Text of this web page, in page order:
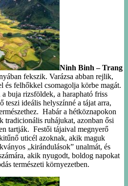
Ninh Binh – Trang
fekszik. Varázsa abban rejlik,
és felhőkkel csomagolja körbe magát.
buja rizsföldek, a harapható friss
teszi ideális helyszínné a tájat arra,
Habár a hétköznapokon
tradicionális ruhájukat, azonban ősi
tartják. Festői tájaival megnyerő
uticél azoknak, akik maguk
„kirándulások” unalmát, és
akik nyugodt, boldog napokat
természeti környezetben.